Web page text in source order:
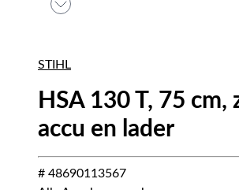
STIHL
HSA 130 T, 75 cm,
accu en lader
# 48690113567